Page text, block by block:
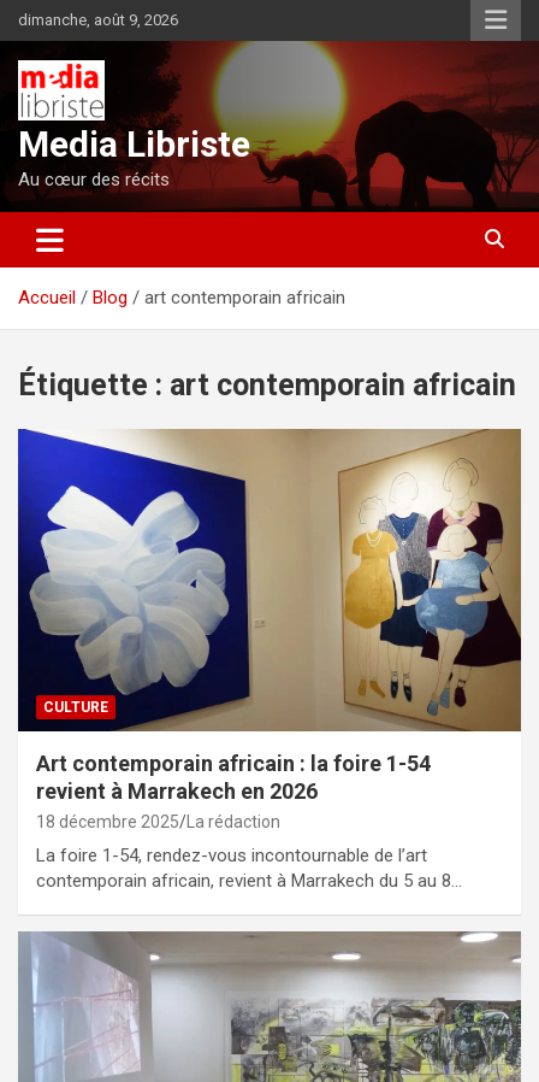
Aller
au
contenu
dimanche, août 9, 2026
Media Libriste
Au cœur des récits
Accueil Blog art contemporain africain
Étiquette : art contemporain africain
CULTURE
Art contemporain africain : la foire 1-54
revient à Marrakech en 2026
18 décembre 2025 La rédaction
La foire 1-54, rendez-vous incontournable de l’art
contemporain africain, revient à Marrakech du 5 au 8…